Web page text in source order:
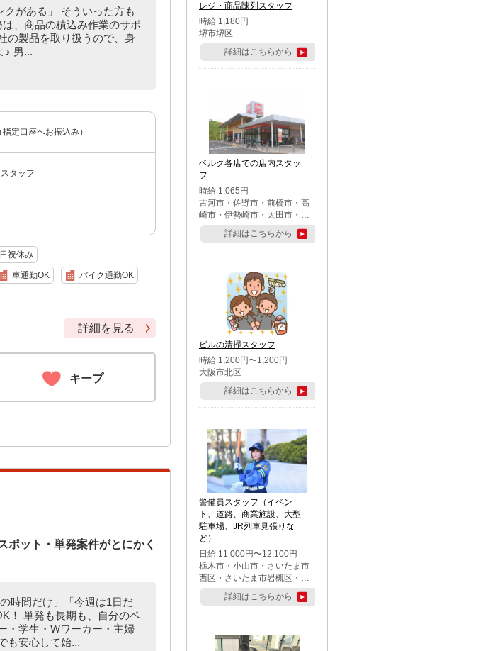
クがある」 そういった方も
、商品の積込み作業のサポ
の製品を取り扱うので、身
♪ 男...
定口座へお振込み）
タッフ
祝休み
車通勤OK バイク通勤OK
詳細を見る
キープ
ポット・単発案件がとにかく
時間だけ」「今週は1日だ
！ 単発も長期も、自分のペ
・学生・Wワーカー・主婦
も安心して始...
レジ・商品陳列スタッフ
時給 1,180円
堺市堺区
詳細はこちらから
ベルク各店での店内スタッ
フ
時給 1,065円
古河市・佐野市・前橋市・高
崎市・伊勢崎市・太田市・館
林市・藤岡市・大泉町・さい
たま市北区・川越市・熊谷
市・行田市・秩父市・所沢
市・鶴ケ島市・千葉市中央
区・市川市・松戸市・習志野
市・柏市・流山市・八千代
市・足立区・江戸川区・八王
子市・町田市
詳細はこちらから
ビルの清掃スタッフ
時給 1,200円〜1,200円
大阪市北区
詳細はこちらから
警備員スタッフ（イベン
ト、道路、商業施設、大型
駐車場、JR列車見張りな
ど）
日給 11,000円〜12,100円
栃木市・小山市・さいたま市
西区・さいたま市岩槻区・久
喜市・蓮田市
詳細はこちらから